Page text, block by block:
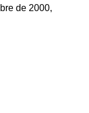
de 2000,